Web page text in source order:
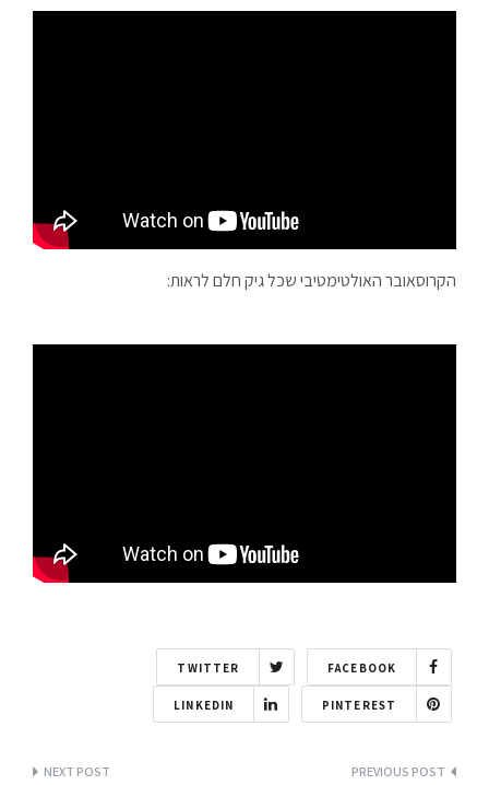
הקרוסאובר האולטימטיבי שכל גיק חלם לראות:
FACEBOOK
TWITTER
PINTEREST
LINKEDIN